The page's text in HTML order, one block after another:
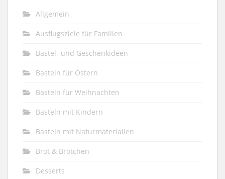
Allgemein
Ausflugsziele für Familien
Bastel- und Geschenkideen
Basteln für Ostern
Basteln für Weihnachten
Basteln mit Kindern
Basteln mit Naturmaterialien
Brot & Brötchen
Desserts